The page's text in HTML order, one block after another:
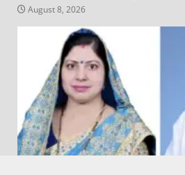
August 8, 2026